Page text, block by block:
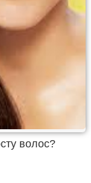
волос?